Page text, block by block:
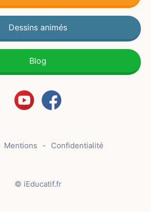
Dessins animés
Blog
Mentions Confidentialité
© iEducatif.fr